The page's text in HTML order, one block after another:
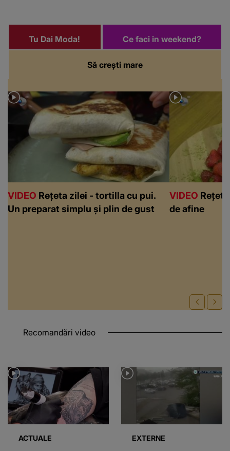
Să crești mare
Tu Dai Moda! Ce faci in weekend?
VIDEO Rețeta zilei - tortilla cu pui.
Un preparat simplu și plin de gust
VIDEO
de afine
Recomandări video
ACTUALE EXTERNE